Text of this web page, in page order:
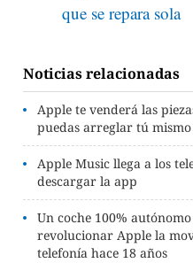
que se repara sola
Noticias relacionadas
Apple te venderá las
puedas arreglar tú mismo
Apple Music llega a los
descargar la app
Un coche 100%
revolucionar Apple la
telefonía hace 18 años